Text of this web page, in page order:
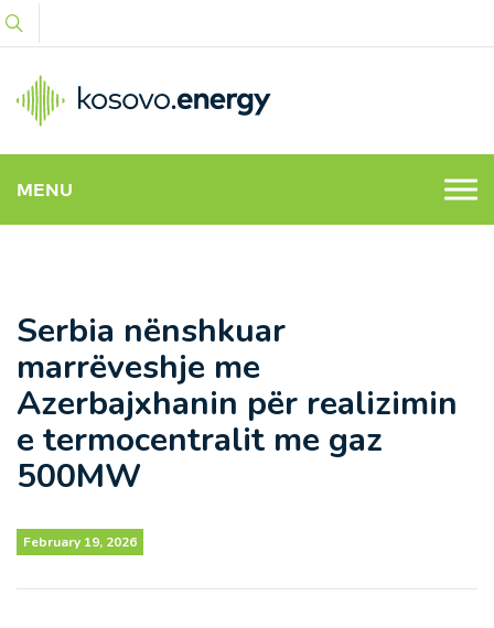
MENU
Serbia nënshkuar
marrëveshje me
Azerbajxhanin për realizimin
e termocentralit me gaz
500MW
February 19, 2026